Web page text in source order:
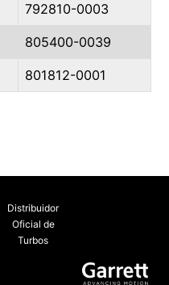
792810-0003
805400-0039
801812-0001
Distribuidor
Oficial de
Turbos